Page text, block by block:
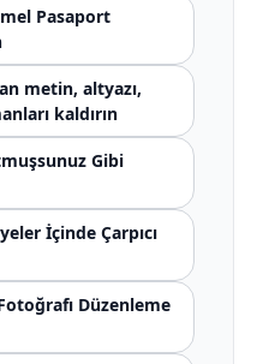
Pasaport
metin, altyazı,
kaldırın
Gibi
İçinde Çarpıcı
Düzenleme